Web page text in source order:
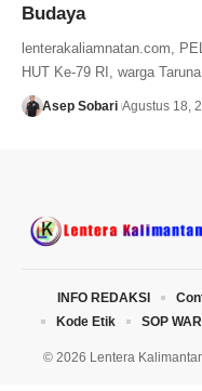
Budaya
lenterakaliamnatan.com,
HUT Ke-79 RI, warga
Asep Sobari Agustus 18,
© 2026 Lentera
INFO REDAKSI
Kode Etik
SOP